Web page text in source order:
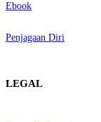
Ebook
Penjagaan Diri
LEGAL